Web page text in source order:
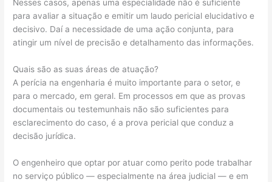
Nesses casos, apenas uma especialidade não é suficiente
para avaliar a situação e emitir um laudo pericial elucidativo e
decisivo. Daí a necessidade de uma ação conjunta, para
atingir um nível de precisão e detalhamento das informações.
Quais são as suas áreas de atuação?
A perícia na engenharia é muito importante para o setor, e
para o mercado, em geral. Em processos em que as provas
documentais ou testemunhais não são suficientes para
esclarecimento do caso, é a prova pericial que conduz a
decisão jurídica.
O engenheiro que optar por atuar como perito pode trabalhar
no serviço público — especialmente na área judicial — e em